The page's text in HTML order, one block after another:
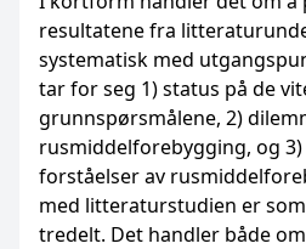
resultatene fra
systematisk med
tar for seg 1) status på de
grunnspørsmålene, 2)
rusmiddelforebygging, og
forståelser av
med litteraturstudien er
tredelt. Det handler både